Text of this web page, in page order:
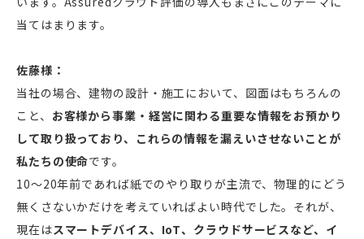
当てはまります。
佐藤様：
当社の場合、建物の設計・施工において、図面はもちろんの
こと、 お客様から事業・経営に関わる重要な情報をお預かり
して取り扱っており、これらの情報を漏えいさせないことが
私たちの使命です。
10〜20年前であれば紙でのやり取りが主流で、物理的にどう
無くさないかだけを考えていればよい時代でした。それが、
現在はスマートデバイス、IoT、クラウドサービスなど、イ